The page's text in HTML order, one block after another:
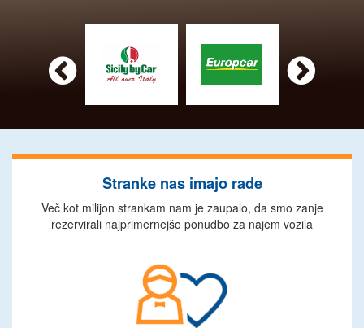
 
Stranke nas imajo rade
Več kot milijon strankam nam je zaupalo, da smo zanje
rezervirali najprimernejšo ponudbo za najem vozila